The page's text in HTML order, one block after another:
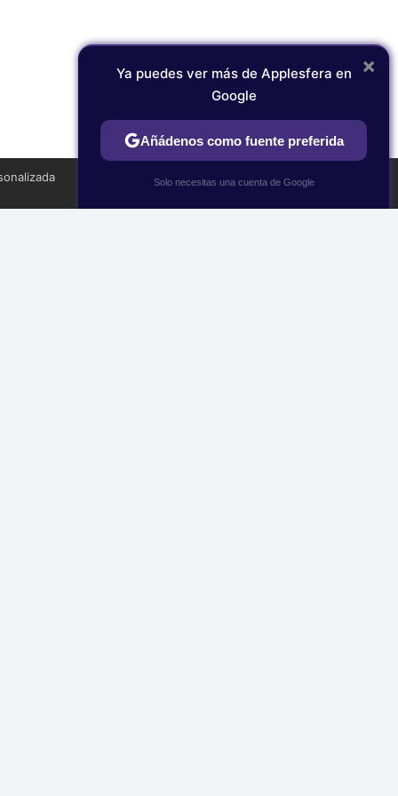
TWEET
×
Ya puedes ver más de Applesfera en
Google
Añádenos como fuente preferida
Solo necesitas una cuenta de Google